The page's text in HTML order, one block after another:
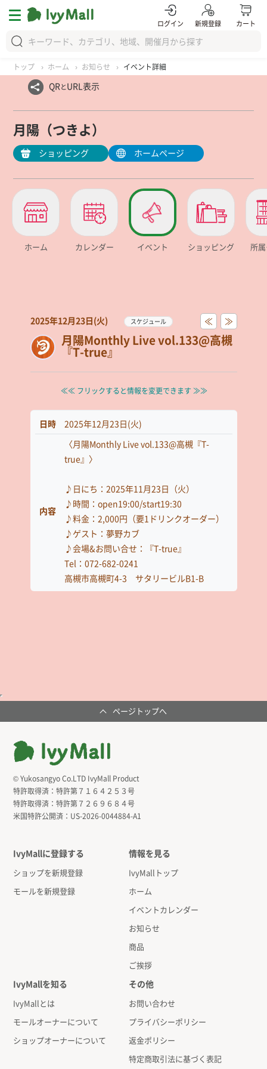
ログイン 新規登録 カート
トップ ホーム お知らせ イベント詳細
QRとURL表示
月陽（つきよ）
ショッピング ホームページ
ホーム カレンダー イベント ショッピング 所
ページトップへ
© Yukosangyo Co.LTD IvyMall Product
特許取得済：特許第７１６４２５３号
特許取得済：特許第７２６９６８４号
米国特許公開済： US-2026-0044884-A1
IvyMallに登録する
ショップを新規登録
モールを新規登録
情報を見る
IvyMallトップ
ホーム
イベントカレンダー
お知らせ
商品
ご挨拶
IvyMallを知る
IvyMallとは
モールオーナーについて
ショップオーナーについて
その他
お問い合わせ
プライバシーポリシー
返金ポリシー
特定商取引法に基づく表記